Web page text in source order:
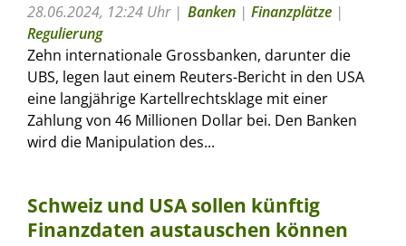
28.06.2024, 12:24 Uhr Banken | Finanzplätze |
Regulierung
Zehn internationale Grossbanken, darunter die
UBS, legen laut einem Reuters-Bericht in den USA
eine langjährige Kartellrechtsklage mit einer
Zahlung von 46 Millionen Dollar bei. Den Banken
wird die Manipulation des...
Schweiz und USA sollen künftig
Finanzdaten austauschen können